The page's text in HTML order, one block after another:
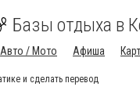
Базы отдыха в
Авто / Мото Афиша
и сделать перевод